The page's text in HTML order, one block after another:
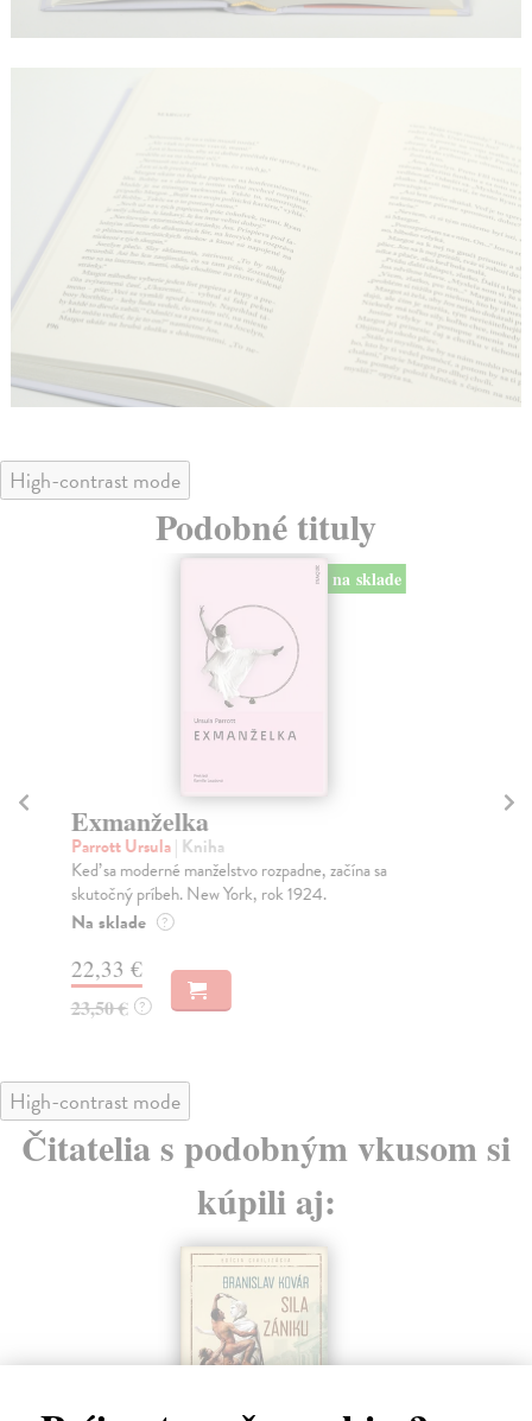
High-contrast mode
Podobné tituly
na sklade
Exmanželka
Parrott Ursula| Kniha
Keď sa moderné manželstvo rozpadne, začína sa
skutočný príbeh. New York, rok 1924.
Na sklade ?
22,33 €
23,50 € ?
High-contrast mode
Čitatelia s podobným vkusom si
kúpili aj: